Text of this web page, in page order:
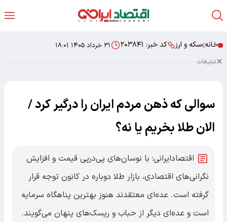
خانه سکه و ارز کد خبر: ۲۰۳۸۴۱ ۳۱ خرداد ۱۴۰۵ ۱۸:۰۱
تبلیغات
سوالی که ذهن مردم ایران را درگیر کرد /
الان طلا بخریم یا نه؟
اقتصادایرانی: با نوسان‌های پی‌درپی قیمت و افزایش
نگرانی‌های اقتصادی، بازار طلا دوباره در کانون توجه قرار
گرفته است. عده‌ای معتقدند هنوز بهترین پناهگاه سرمایه
است و عده‌ای دیگر از حباب و ریسک‌های پنهان می‌گویند.